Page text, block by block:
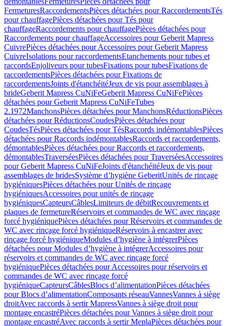
FermeturesRaccordementsPièces détachées pour RaccordementsTés
pour chauffagePièces détachées pour Tés pour
chauffageRaccordements pour chauffagePièces détachées pour
Raccordements pour chauffageAccessoires pour Geberit Mapress
CuivrePièces détachées pour Accessoires pour Geberit Mapress
CuivreIsolations pour raccordementsEtanchements pour tubes et
raccordsEnjoliveurs pour tubesFixations pour tubesFixations de
raccordementsPièces détachées pour Fixations de
raccordementsJoints d'étanchéitéJeux de vis pour assemblages à
brideGeberit Mapress CuNiFeGeberit Mapress CuNiFePièces
détachées pour Geberit Mapress CuNiFeTubes
2.1972ManchonsPièces détachées pour ManchonsRéductionsPièces
détachées pour RéductionsCoudesPièces détachées pour
CoudesTésPièces détachées pour TésRaccords indémontablesPièces
détachées pour Raccords indémontablesRaccords et raccordements,
démontablesPièces détachées pour Raccords et raccordements,
démontablesTraverséesPièces détachées pour TraverséesAccessoires
pour Geberit Mapress CuNiFeJoints d'étanchéitéJeux de vis pour
assemblages de bridesSystème d’hygiène GeberitUnités de rinçage
hygiéniquesPièces détachées pour Unités de rinçage
hygiéniquesAccessoires pour unités de rinçage
hygiéniquesCapteursCâblesLimiteurs de débitRecouvrements et
plaques de fermetureRéservoirs et commandes de WC avec rinçage
forcé hygiéniquePièces détachées pour Réservoirs et commandes de
WC avec rinçage forcé hygiéniqueRéservoirs à encastrer avec
rinçage forcé hygiéniqueModules d’hygiène à intégrerPièces
détachées pour Modules d’hygiène à intégrerAccessoires pour
réservoirs et commandes de WC avec rinçage forcé
hygiéniquePièces détachées pour Accessoires pour réservoirs et
commandes de WC avec rinçage forcé
hygiéniqueCapteursCâblesBlocs d’alimentationPièces détachées
pour Blocs d’alimentationComposants réseauVannesVannes à siège
droitAvec raccords à sertir MapressVannes à siège droit pour
montage encastréPièces détachées pour Vannes à siège droit pour
montage encastréAvec raccords à sertir MeplaPièces détachées pour